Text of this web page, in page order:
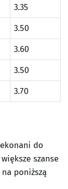
3.35
3.50
3.60
3.50
3.70
do
szanse
poniższą